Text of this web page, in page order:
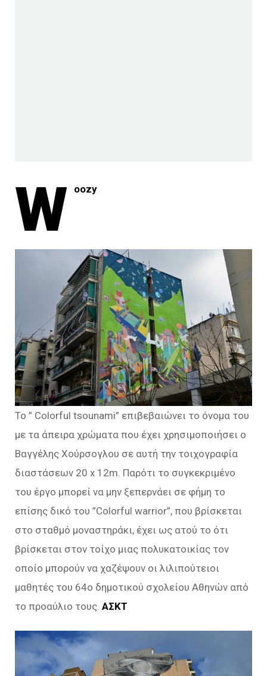
W oozy
To ” Colorful tsounami” επιβεβαιώνει το όνομα του
με τα άπειρα χρώματα που έχει χρησιμοποιήσει ο
Βαγγέλης Χούρσογλου σε αυτή την τοιχογραφία
διαστάσεων 20 x 12m. Παρότι το συγκεκριμένο
του έργο μπορεί να μην ξεπερνάει σε φήμη το
επίσης δικό του ”Colorful warrior”, που βρίσκεται
στο σταθμό μοναστηράκι, έχει ως ατού το ότι
βρίσκεται στον τοίχο μιας πολυκατοικίας τον
οποίο μπορούν να χαζέψουν οι λιλιπούτειοι
μαθητές του 64ο δημοτικού σχολείου Αθηνών από
το προαύλιο τους. ΑΣΚΤ